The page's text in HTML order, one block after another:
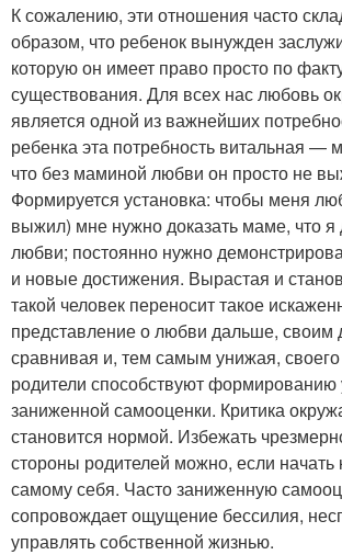
К сожалению, эти отношения часто
образом, что ребенок вынужден
которую он имеет право просто по
существования. Для всех нас любовь
является одной из важнейших
ребенка эта потребность витальная —
что без маминой любви он просто не
Формируется установка: чтобы меня
выжил) мне нужно доказать маме, что я
любви; постоянно нужно
и новые достижения. Вырастая и
такой человек переносит такое
представление о любви дальше, своим
сравнивая и, тем самым унижая,
родители способствуют формированию
заниженной самооценки. Критика
становится нормой. Избежать
стороны родителей можно, если начать
самому себя. Часто заниженную
сопровождает ощущение бессилия,
управлять собственной жизнью.